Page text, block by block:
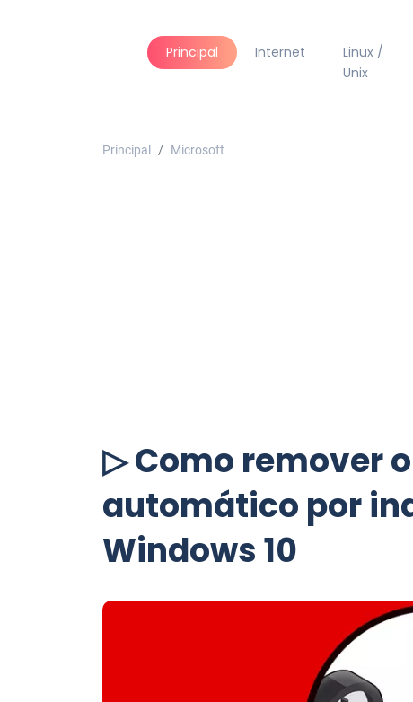
Principal Internet
Linux /
Unix
Principal Microsoft
▷ Como remover
automático por
Windows 10